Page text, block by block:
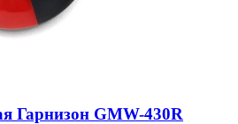
Гарнизон GMW-430R